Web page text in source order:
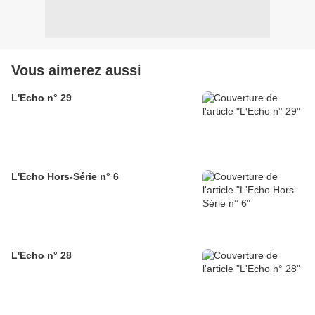
Vous aimerez aussi
L'Echo n° 29
L'Echo Hors-Série n° 6
L'Echo n° 28